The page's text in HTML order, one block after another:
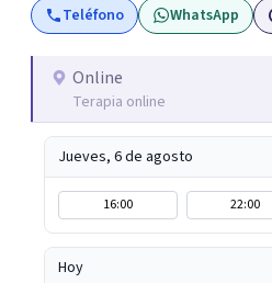
Teléfono WhatsApp
Online
Terapia online
Jueves, 6 de agosto
16:00 22:00
Hoy